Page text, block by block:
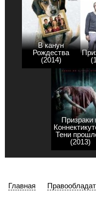
В канун
Рождества
(2014)
Призраки
Тени
(2013)
Главная